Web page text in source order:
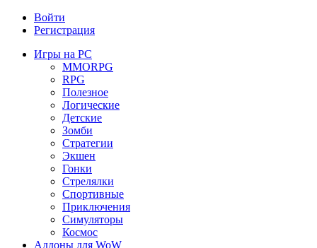
Войти
Регистрация
Игры на PC
MMORPG
RPG
Полезное
Логические
Детские
Зомби
Стратегии
Экшен
Гонки
Стрелялки
Спортивные
Приключения
Симуляторы
Космос
Аддоны для WoW